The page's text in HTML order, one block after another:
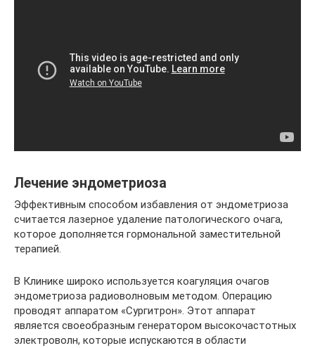
Лечение эндометриоза
Эффективным способом избавления от эндометриоза
считается лазерное удаление патологического очага,
которое дополняется гормональной заместительной
терапией.
В Клинике широко используется коагуляция очагов
эндометриоза радиоволновым методом. Операцию
проводят аппаратом «Сургитрон». Этот аппарат
является своеобразным генератором высокочастотных
электроволн, которые испускаются в области